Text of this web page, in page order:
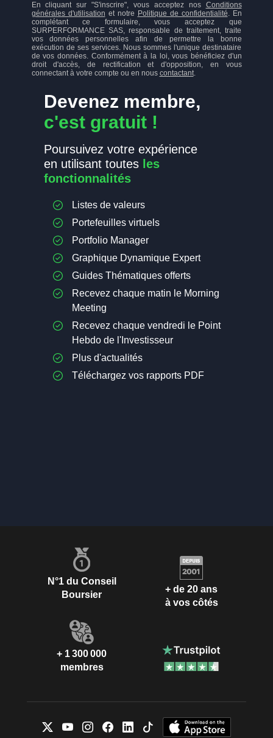
Devenez membre,
c'est gratuit !
Poursuivez votre expérience
en utilisant toutes les
fonctionnalités
Listes de valeurs
Portefeuilles virtuels
Portfolio Manager
Graphique Dynamique Expert
Guides Thématiques offerts
Recevez chaque matin le Morning
Meeting
Recevez chaque vendredi le Point
Hebdo de l'Investisseur
Plus d'actualités
Téléchargez vos rapports PDF
En cliquant sur "S'inscrire", vous acceptez nos Conditions
générales d'utilisation et notre Politique de confidentialité. En
complétant ce formulaire, vous acceptez que
SURPERFORMANCE SAS, responsable de traitement, traite
vos données personnelles afin de permettre la bonne
exécution de ses services. Nous sommes l'unique destinataire
de vos données. Conformément à la loi, vous bénéficiez d'un
droit d'accès, de rectification et d'opposition, en vous
connectant à votre compte ou en nous contactant.
N°1 du Conseil
Boursier
+ de 20 ans
à vos côtés
+ 1 300 000
membres